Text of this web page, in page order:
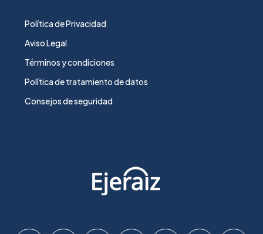
Política de Privacidad
Aviso Legal
Términos y condiciones
Política de tratamiento de datos
Consejos de seguridad